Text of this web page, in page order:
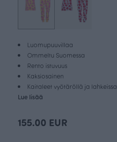
Luomupuuvillaa
Ommeltu Suomessa
Rento istuvuus
Kaksiosainen
Kaitaleet vyötäröllä ja lahkeissa
Lue lisää
155.00 EUR